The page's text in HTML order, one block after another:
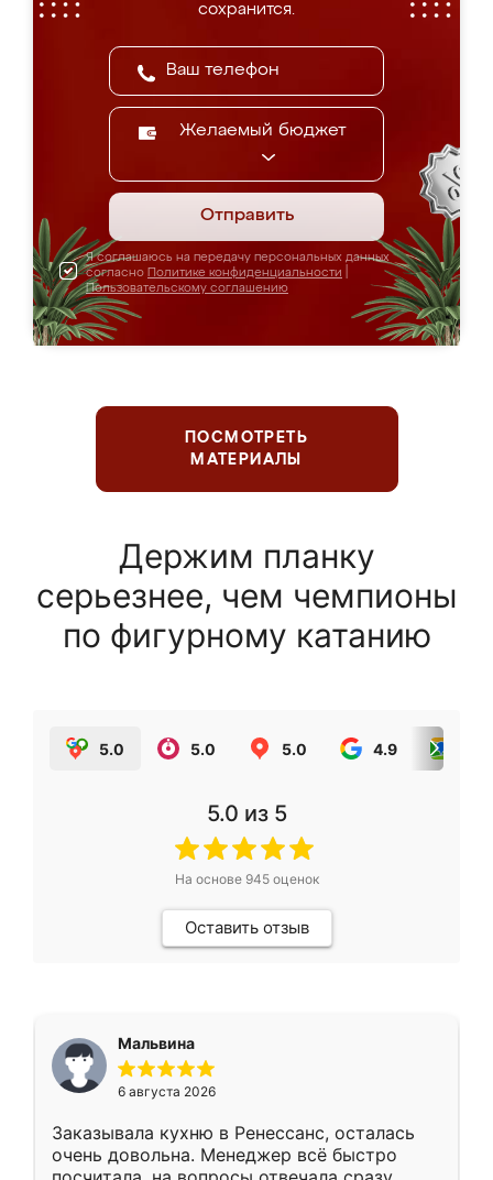
сохранится.
Желаемый бюджет
Отправить
Я соглашаюсь на передачу персональных данных
согласно Политике конфиденциальности
Пользовательскому соглашению
ПОСМОТРЕТЬ
МАТЕРИАЛЫ
Держим планку
серьезнее, чем чемпионы
по фигурному катанию
5.0 5.0 5.0 4.9
5.0 из 5
На основе 945оценок
Оставить отзыв
Мальвина
6 августа 2026
Заказывала кухню в Ренессанс, осталась
очень довольна. Менеджер всё быстро